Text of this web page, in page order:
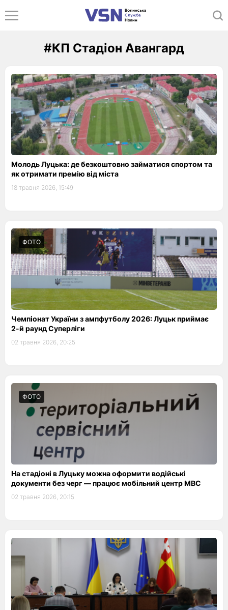
#КП Стадіон Авангард
Молодь Луцька: де безкоштовно займатися спортом та
як отримати премію від міста
18 травня 2026, 15:49
ФОТО
Чемпіонат України з ампфутболу 2026: Луцьк приймає
2-й раунд Суперліги
02 травня 2026, 20:25
ФОТО
На стадіоні в Луцьку можна оформити водійські
документи без черг — працює мобільний центр МВС
02 травня 2026, 20:15